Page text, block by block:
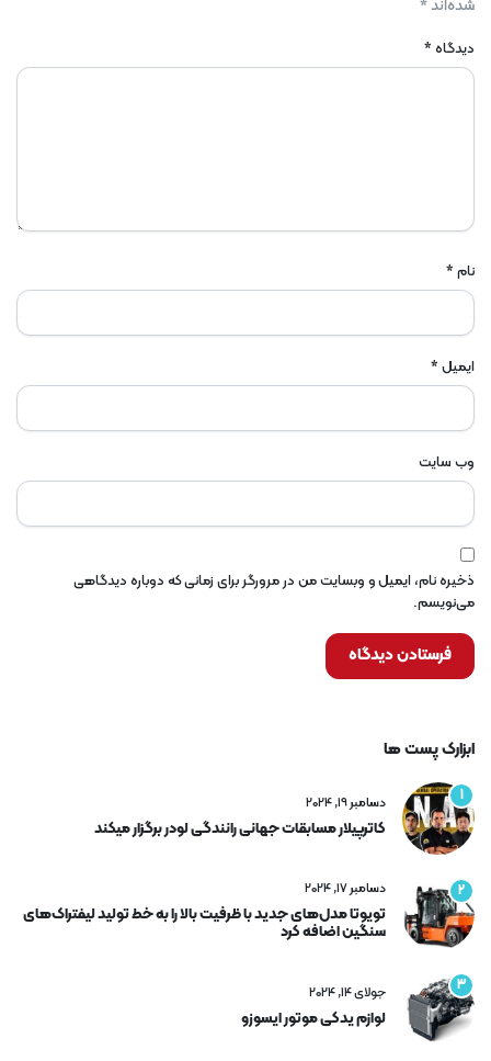
شده‌اند*
دیدگاه *
نام *
ایمیل *
وب‌ سایت
ذخیره نام، ایمیل و وبسایت من در مرورگر برای زمانی که دوباره دیدگاهی
می‌نویسم.
ابزارک پست ها
1 دسامبر 19, 2024
کاترپیلار مسابقات جهانی رانندگی لودر برگزار میکند
2 دسامبر 17, 2024
تویوتا مدل‌های جدید با ظرفیت بالا را به خط تولید لیفتراک‌های
سنگین اضافه کرد
3 جولای 14, 2024
لوازم یدکی موتور ایسوزو